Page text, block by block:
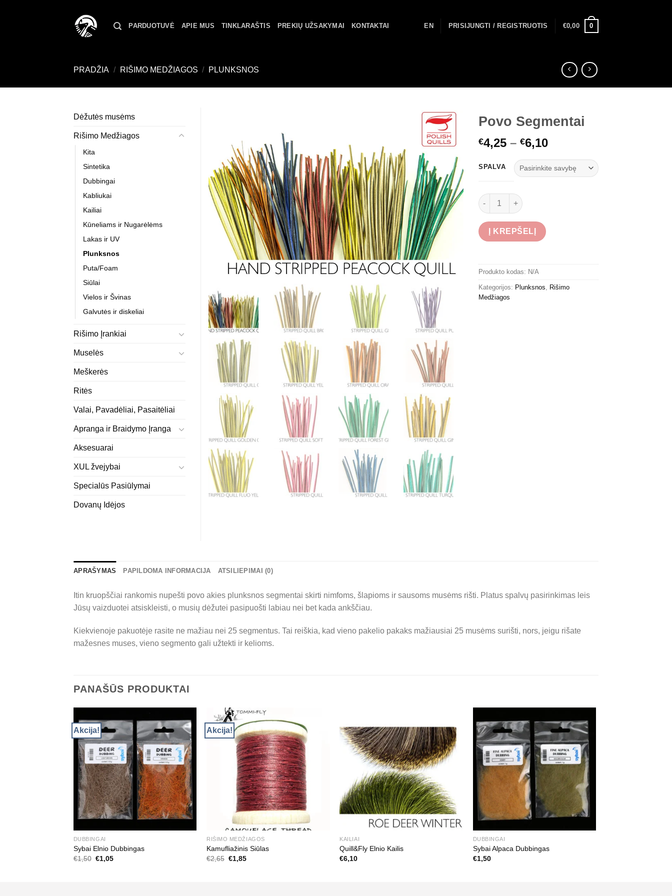
PARDUOTUVĖ APIE MUS TINKLARAŠTIS PREKIŲ UŽSAKYMAI KONTAKTAI EN PRISIJUNGTI / REGISTRUOTIS €0,00 0
PRADŽIA / RIŠIMO MEDŽIAGOS / PLUNKSNOS
Povo Segmentai
€4,25 – €6,10Price
€4,25
through
SPALVA
produkto kiekis: Povo Segmentai
Į KREPŠELĮ
Produkto kodas: N/A
Kategorijos: Plunksnos
Rišimo
Medžiagos
Dėžutės musėms
Rišimo Medžiagos
Kita
Sintetika
Dubbingai
Kabliukai
Kailiai
Kūneliams ir Nugarėlėms
Lakas ir UV
Plunksnos
Puta/Foam
Siūlai
Vielos ir Švinas
Galvutės ir diskeliai
Rišimo Įrankiai
Muselės
Meškerės
Ritės
Valai, Pavadėliai, Pasaitėliai
Apranga ir Braidymo Įranga
Aksesuarai
XUL žvejybai
Specialūs Pasiūlymai
Dovanų Idėjos
APRAŠYMAS PAPILDOMA INFORMACIJA ATSILIEPIMAI (0)
Itin kruopščiai rankomis nupešti povo akies plunksnos segmentai skirti nimfoms, šlapioms ir sausoms musėms rišti. Platus spalvų pasirinkimas leis
Jūsų vaizduotei atsiskleisti, o musių dėžutei pasipuošti labiau nei bet kada ankščiau.
Kiekvienoje pakuotėje rasite ne mažiau nei 25 segmentus. Tai reiškia, kad vieno pakelio pakaks mažiausiai 25 musėms surišti, nors, jeigu rišate
mažesnes muses, vieno segmento gali užtekti ir kelioms.
PANAŠŪS PRODUKTAI
Akcija!
DUBBINGAI
Sybai Elnio Dubbingas
€1,50 Original
€1,05Current
Akcija!
RIŠIMO MEDŽIAGOS
Kamufliažinis Siūlas
€2,65 Original
€1,85Current
KAILIAI
Quill&Fly Elnio Kailis
€6,10
DUBBINGAI
Sybai Alpaca Dubbingas
€1,50